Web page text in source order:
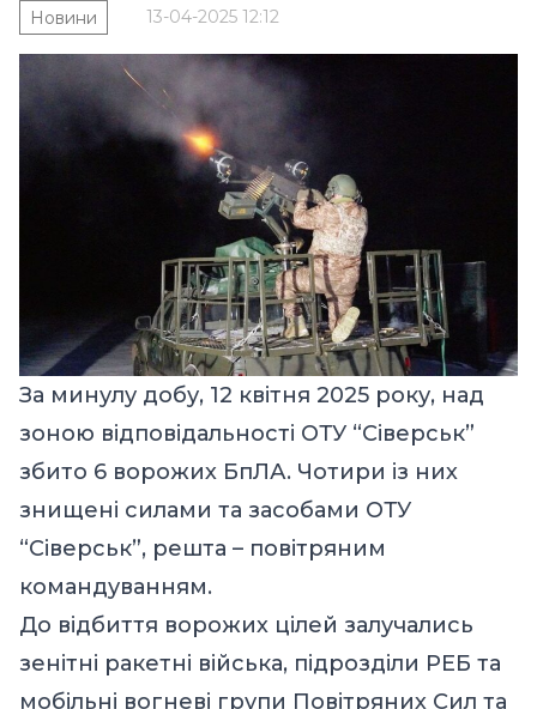
13-04-2025 12:12
Новини
За минулу добу, 12 квітня 2025 року, над
зоною відповідальності ОТУ “Сіверськ”
збито 6 ворожих БпЛА. Чотири із них
знищені силами та засобами ОТУ
“Сіверськ”, решта – повітряним
командуванням.
До відбиття ворожих цілей залучались
зенітні ракетні війська, підрозділи РЕБ та
мобільні вогневі групи Повітряних Сил та